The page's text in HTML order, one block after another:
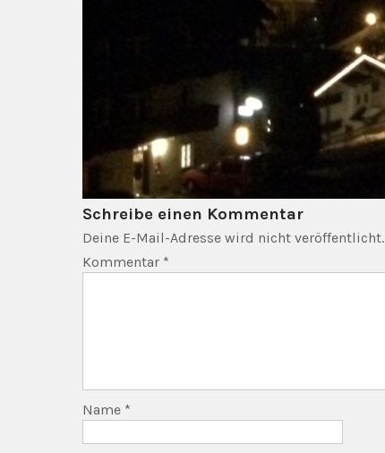
Schreibe einen Kommentar
Deine E-Mail-Adresse wird nicht veröffentlicht.
Kommentar *
Name *